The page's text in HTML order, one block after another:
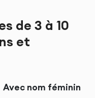
de 3 à 10
et
Avec nom féminin